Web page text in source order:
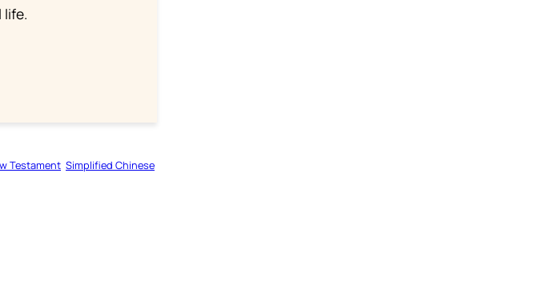
life.
Testament Simplified Chinese